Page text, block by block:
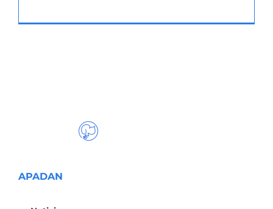
APADAN